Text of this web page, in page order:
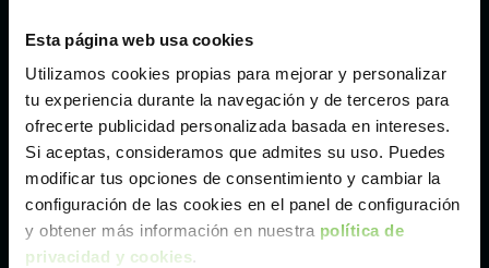
Esta página web usa cookies
Utilizamos cookies propias para mejorar y personalizar
tu experiencia durante la navegación y de terceros para
ofrecerte publicidad personalizada basada en intereses.
Si aceptas, consideramos que admites su uso. Puedes
modificar tus opciones de consentimiento y cambiar la
configuración de las cookies en el panel de configuración
y obtener más información en nuestra política de
privacidad y cookies.
Málaga
Valencia
Zaragoza
Ver Renault Arkana de segunda mano y ocasión